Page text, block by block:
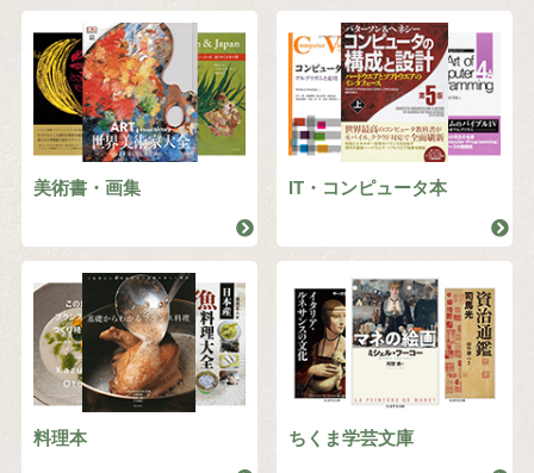
美術書・画集 IT・コンピュータ本
料理本 ちくま学芸文庫